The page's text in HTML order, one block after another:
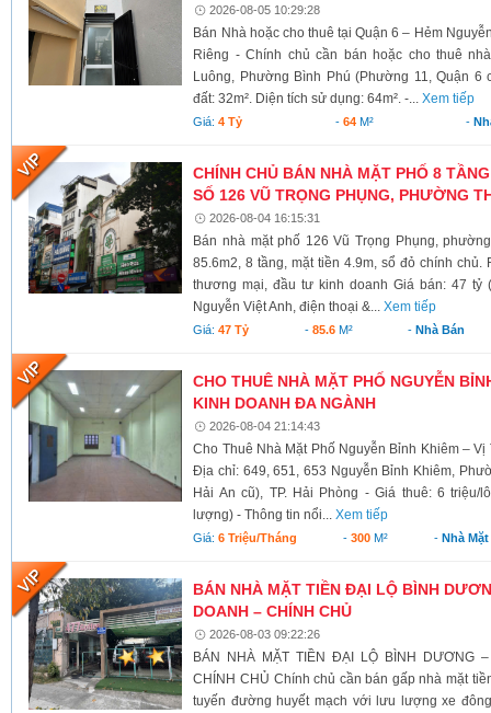
2026-08-05 10:29:28
Bán Nhà hoặc cho thuê tại Quận 6 – Hẻm
Riêng - Chính chủ cần bán hoặc cho thuê
Luông, Phường Bình Phú (Phường 11, Quận 6
đất: 32m². Diện tích sử dụng: 64m². -...Xem tiếp
Giá:4 Tỷ - 64M² -
CHÍNH CHỦ BÁN NHÀ MẶT PHỐ 8
SỐ 126 VŨ TRỌNG PHỤNG, PHƯỜNG
2026-08-04 16:15:31
Bán nhà mặt phố 126 Vũ Trọng Phụng,
85.6m2, 8 tầng, mặt tiền 4.9m, sổ đỏ chính
thương mại, đầu tư kinh doanh Giá bán: 47
Nguyễn Việt Anh, điện thoại &...Xem tiếp
Giá:47 Tỷ - 85.6M² - Nhà Bán
CHO THUÊ NHÀ MẶT PHỐ NGUYỄN
KINH DOANH ĐA NGÀNH
2026-08-04 21:14:43
Cho Thuê Nhà Mặt Phố Nguyễn Bỉnh Khiêm –
Địa chỉ: 649, 651, 653 Nguyễn Bỉnh Khiêm,
Hải An cũ), TP. Hải Phòng - Giá thuê: 6 triệu/
lượng) - Thông tin nổi...Xem tiếp
Giá:6 Triệu/tháng -300 M² - Nhà
BÁN NHÀ MẶT TIỀN ĐẠI LỘ BÌNH
DOANH – CHÍNH CHỦ
2026-08-03 09:22:26
BÁN NHÀ MẶT TIỀN ĐẠI LỘ BÌNH DƯƠNG
CHÍNH CHỦ Chính chủ cần bán gấp nhà mặt
tuyến đường huyết mạch với lưu lượng xe